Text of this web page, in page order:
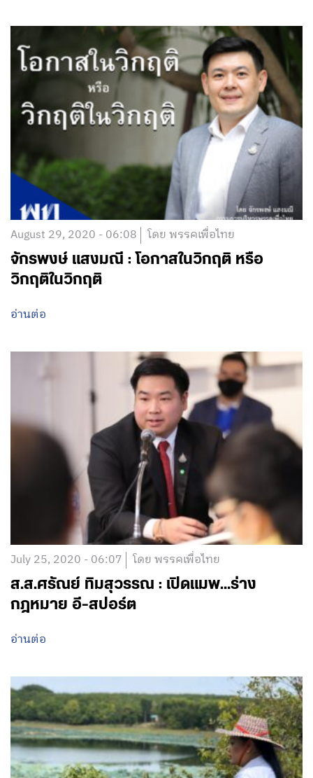
August 29, 2020 - 06:08 โดย พรรคเพื่อไทย
จักรพงษ์ แสงมณี : โอกาสในวิกฤติ หรือ
วิกฤติในวิกฤติ
อ่านต่อ
July 25, 2020 - 06:07 โดย พรรคเพื่อไทย
ส.ส.ศรัณย์ ทิมสุวรรณ : เปิดแมพ…ร่าง
กฎหมาย อี-สปอร์ต
อ่านต่อ